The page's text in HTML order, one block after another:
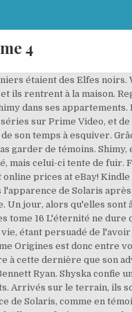
4
prévenir avec son bras de pierre. Les Légendaires, Tome 6 Pdf Beautiful Bastard And a whole lot of name calling. Désolé, un problème s'est produit lors de l'enregistrement de vos préférences en matière de cookies. This category may include pages and subcategories related to the active contributors to the site, as seen on Special:ListUsers. Rejoignez la communauté des fans dans Club Les Légendaires pour partager vos créations, envoyer un message à l’auteur, discuter sur le forum et participer aux jeux-concours ! Patrick Sobral s’éloigne des clichés en nous démontrant par A + B que chaque être humain a ses limites, même un héros faisant parti des Légendaires ou des Fabuleux. Je te sais si proche de moi à présent. 25 Novembre 2015 es el segundo que compro y es un cómic para edades entre 8 y 12 años. Série Celui-ci retombe lourdement au sol, à moitié inconscient. Muy entretenido y con buenos gráficos. Shimy, en escapade dans la forêt, aperçoit le navire de sa mère rentrer. Découvrez le passé du célèbre adversaire des Légendaires ! Elle fait face à Kalgon, qui était sur le point de partir. Il est tué par derrière par Shamira, qui vient d'arriver sur place. Ces pas graciles qui résonnent sont-ils les tiens ? Les incertitudes des protagonistes en ce qui concerne la manière de vaincre Kréa-Kaos et toute son armée rendent le récit palpitant et les pages défileront à une vitesse folle sous les doigts du lecteur. pamplemousse > les légendaires tome 23 > Puzzle origines légendaires. Whip-smart, hardworking, and on her way to an MBA, Chloe Mills has only one problem: her boss, Bennett Ryan. Les Légendaires, Tome 3 Unknown. L'un des